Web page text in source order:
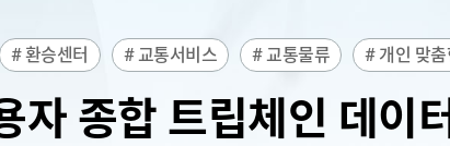
품질가이드
# 환승센터 # 교통서비스 # 교통물류 # 개인 맞
자 종합 트립체인 데이터